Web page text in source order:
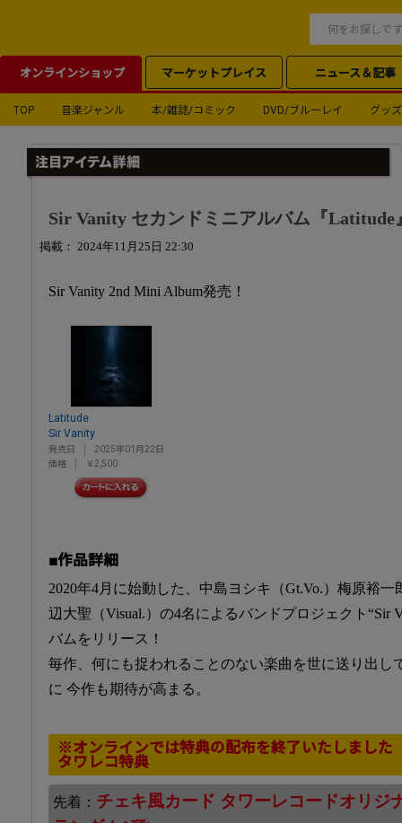
オンラインショップ マーケットプレイス ニュース＆記事
TOP 音楽ジャンル 本/雑誌/コミック DVD/ブルーレイ グッズ
Sir Vanity セカンドミニアルバム『Latitude
掲載： 2024年11月25日 22:30
Sir Vanity 2nd Mini Album発売！
Latitude
Sir Vanity
発売日
2025年01月22日
価格
￥2,500
■作品詳細
2020年4月に始動した、中島ヨシキ（Gt.Vo.）梅原裕一
辺大聖（Visual.）の4名によるバンドプロジェクト“Sir
バムをリリース！
毎作、何にも捉われることのない楽曲を世に送り出し
に 今作も期待が高まる。
※オンラインでは特典の配布を終了いたしました
タワレコ特典
先着： チェキ風カード タワーレコードオリジ